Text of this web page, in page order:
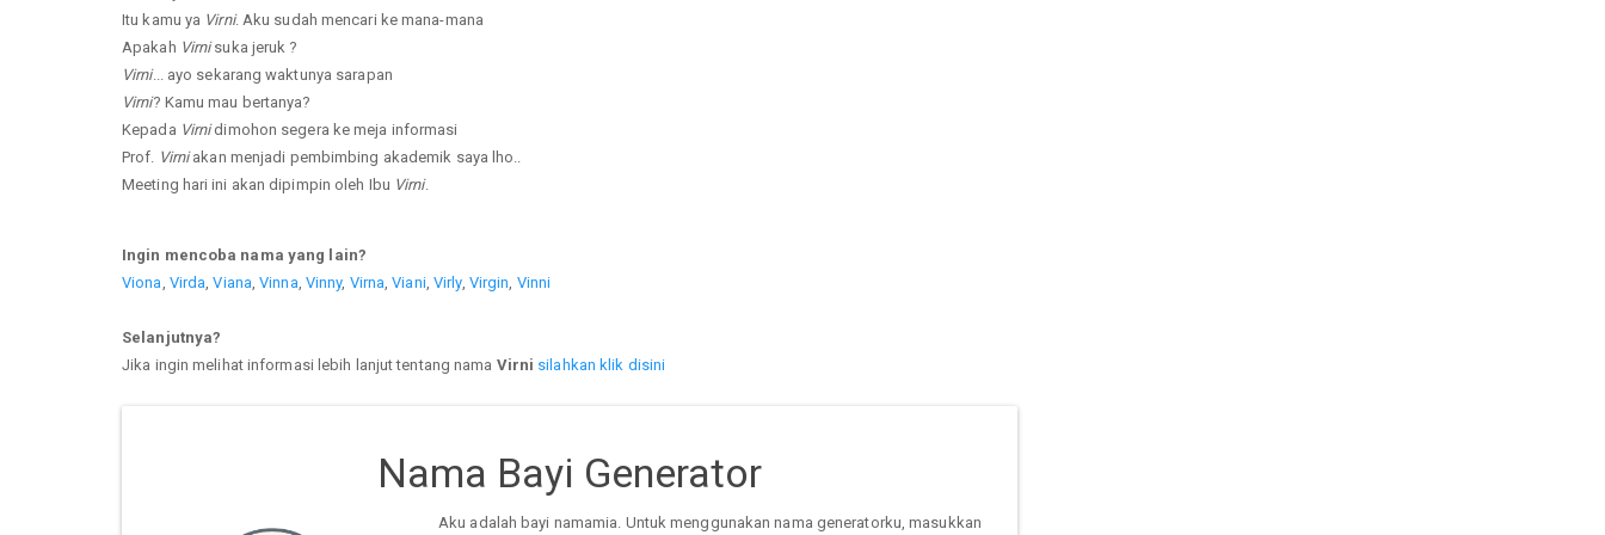
Itu kamu ya Virni. Aku sudah mencari ke mana-mana
Apakah Virnisuka jeruk ?
Virni... ayo sekarang waktunya sarapan
Virni? Kamu mau bertanya?
Kepada Virnidimohon segera ke meja informasi
Prof. Virniakan menjadi pembimbing akademik saya lho..
Meeting hari ini akan dipimpin oleh Ibu Virni.
Ingin mencoba nama yang lain?
Viona Virda ,Viana ,Vinna Vinny, Virna ,Viani, Virly, Virgin Vinni
Selanjutnya?
Jika ingin melihat informasi lebih lanjut tentang nama Virni silahkan klik disini
Nama Bayi Generator
Aku adalah bayi namamia. Untuk menggunakan nama generatorku, masukkan